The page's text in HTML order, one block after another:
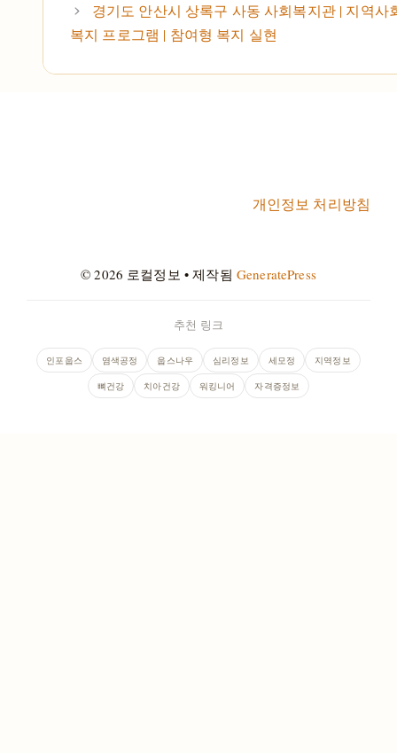
경기도 안산시 상록구 사동 사회복지관 | 지역사
복지 프로그램 | 참여형 복지 실현
개인정보 처리방침
© 2026 로컬정보 • 제작됨 GeneratePress
추천 링크
인포웁스 염색공정 웁스나우 심리정보 세모정 지역정보
뼈건강 치아건강 워킹니어 자격증정보